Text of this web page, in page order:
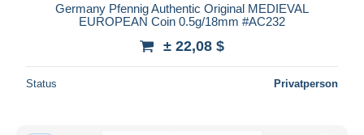
Germany Pfennig Authentic Original MEDIEVAL
EUROPEAN Coin 0.5g/18mm #AC232
± 22,08 $
Status Privatperson